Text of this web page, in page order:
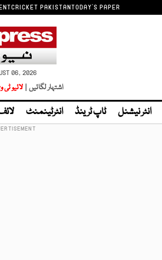
CRICKET PAKISTANTODAY'S PAPER
06, 2026
اشتہار لگائیں | لائیو ٹی
انٹر نیشنل ٹاپ ٹرینڈ انٹرٹینمنٹ